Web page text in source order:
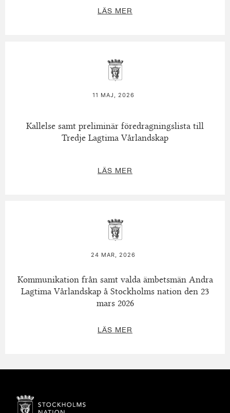
LÄS MER
11 MAJ, 2026
Kallelse samt preliminär föredragningslista till
Tredje Lagtima Vårlandskap
LÄS MER
24 MAR, 2026
Kommunikation från samt valda ämbetsmän Andra
Lagtima Vårlandskap å Stockholms nation den 23
mars 2026
LÄS MER